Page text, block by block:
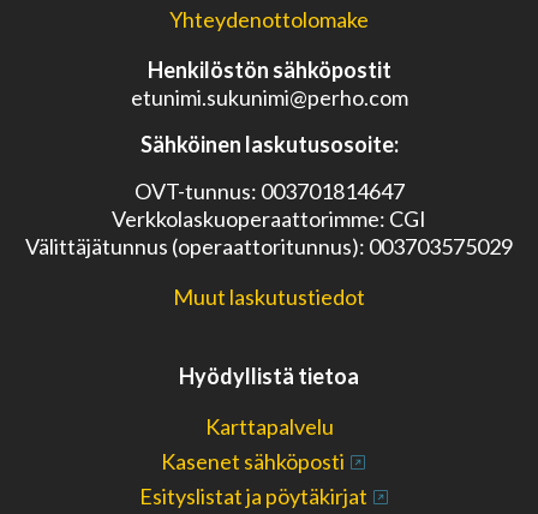
Yhteydenottolomake
Henkilöstön sähköpostit
etunimi.sukunimi@perho.com
Sähköinen laskutusosoite:
OVT-tunnus: 003701814647
Verkkolaskuoperaattorimme: CGI
Välittäjätunnus (operaattoritunnus): 003703575029
Muut laskutustiedot
Hyödyllistä tietoa
Karttapalvelu
Kasenet sähköposti
Esityslistat ja pöytäkirjat